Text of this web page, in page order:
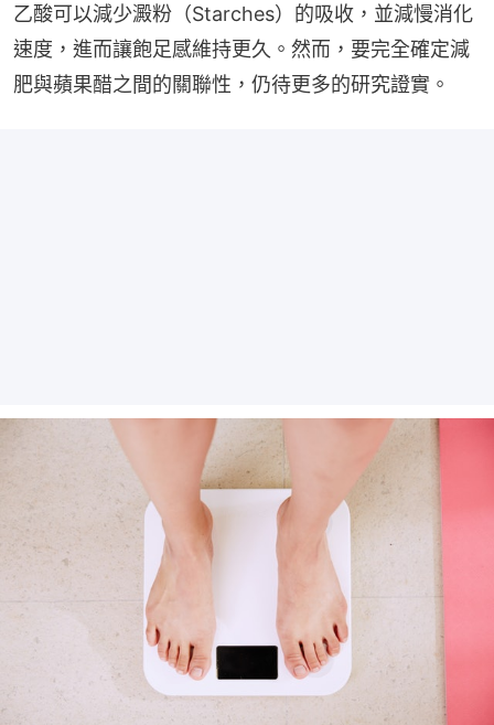
乙酸可以減少澱粉（Starches）的吸收，並減慢消化
速度，進而讓飽足感維持更久。然而，要完全確定減
肥與蘋果醋之間的關聯性，仍待更多的研究證實。